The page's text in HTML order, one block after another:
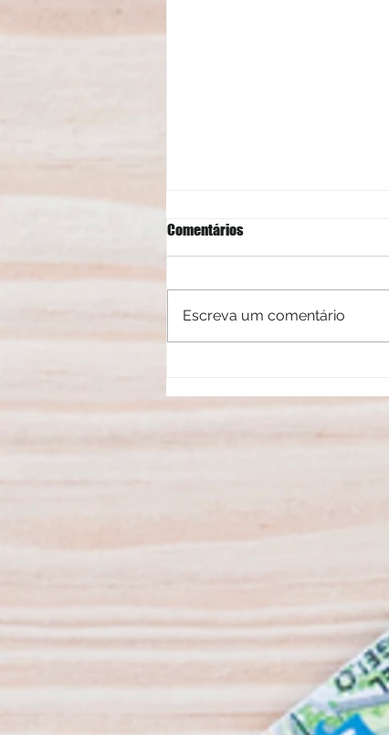
Comentários
Escreva um comentário